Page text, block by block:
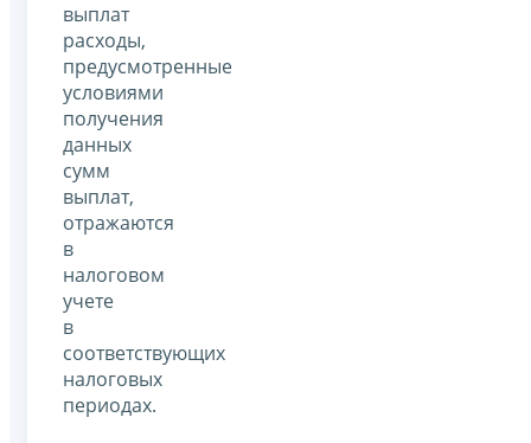
выплат
расходы,
предусмотренные
условиями
получения
данных
сумм
выплат,
отражаются
в
налоговом
учете
в
соответствующих
налоговых
периодах.